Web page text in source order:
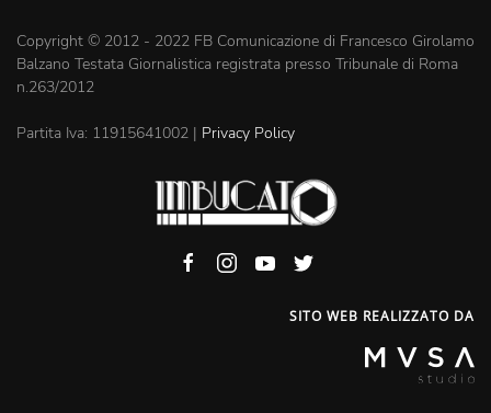
Copyright © 2012 - 2022 FB Comunicazione di Francesco Girolamo
Balzano Testata Giornalistica registrata presso Tribunale di Roma
n.263/2012
Partita Iva: 11915641002 | Privacy Policy
SITO WEB REALIZZATO DA